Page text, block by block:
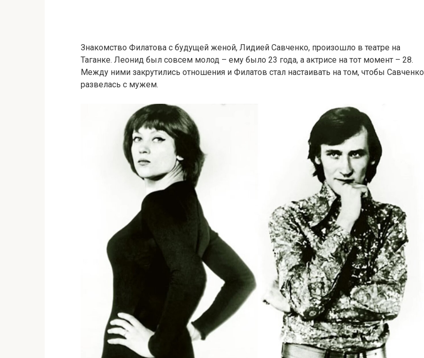
Знакомство Филатова с будущей женой, Лидией Савченко, произошло в театре на
Таганке. Леонид был совсем молод – ему было 23 года, а актрисе на тот момент – 28.
Между ними закрутились отношения и Филатов стал настаивать на том, чтобы Савченко
развелась с мужем.